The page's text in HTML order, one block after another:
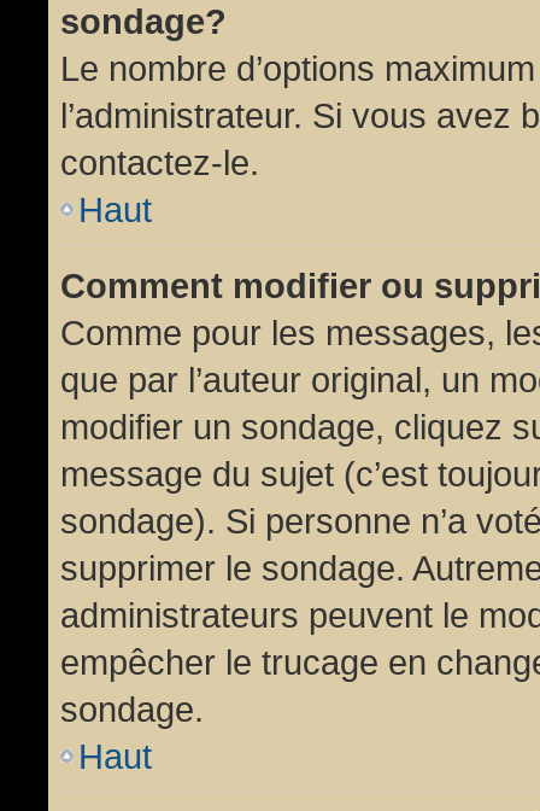
sondage?
Le nombre d’options
l’administrateur. Si vous avez
contactez-le.
Haut
Comment modifier ou
Comme pour les messages,
que par l’auteur original, un
modifier un sondage, cliquez
message du sujet (c’est
sondage). Si personne n’a
supprimer le sondage.
administrateurs peuvent le
empêcher le trucage en
sondage.
Haut